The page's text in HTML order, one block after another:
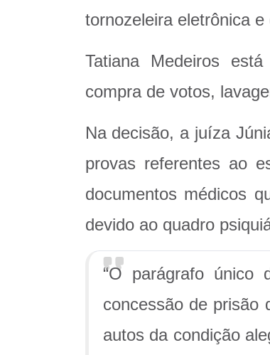
tornozeleira eletrônica
Tatiana Medeiros
compra de votos,
Na decisão, a juíza
provas referentes ao
documentos médicos
devido ao quadro
“O parágrafo
concessão de prisão
autos da condição